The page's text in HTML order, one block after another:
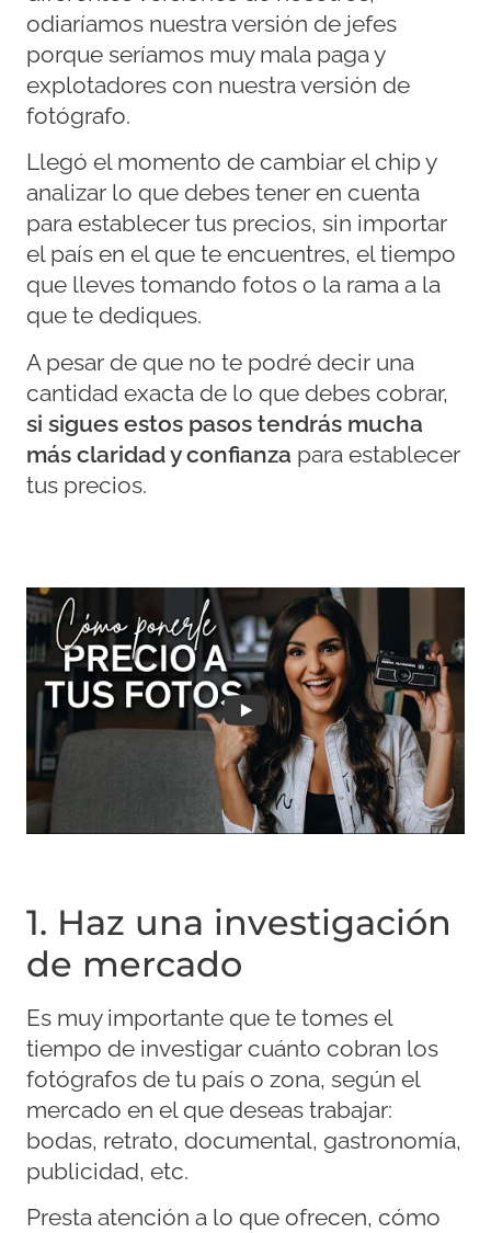
odiaríamos nuestra versión de jefes
porque seríamos muy mala paga y
explotadores con nuestra versión de
fotógrafo.
Llegó el momento de cambiar el chip y
analizar lo que debes tener en cuenta
para establecer tus precios, sin importar
el país en el que te encuentres, el tiempo
que lleves tomando fotos o la rama a la
que te dediques.
A pesar de que no te podré decir una
cantidad exacta de lo que debes cobrar,
si sigues estos pasos tendrás mucha
más claridad y confianza para establecer
tus precios.
1. Haz una investigación
de mercado
Es muy importante que te tomes el
tiempo de investigar cuánto cobran los
fotógrafos de tu país o zona, según el
mercado en el que deseas trabajar:
bodas, retrato, documental, gastronomía,
publicidad, etc.
Presta atención a lo que ofrecen, cómo